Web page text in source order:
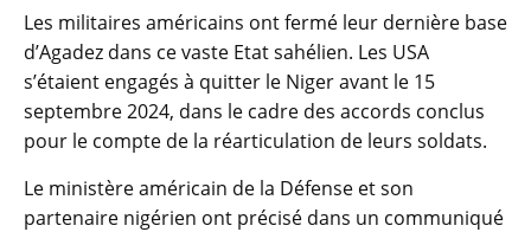
Les militaires américains ont fermé leur dernière base
d’Agadez dans ce vaste Etat sahélien. Les USA
s’étaient engagés à quitter le Niger avant le 15
septembre 2024, dans le cadre des accords conclus
pour le compte de la réarticulation de leurs soldats.
Le ministère américain de la Défense et son
partenaire nigérien ont précisé dans un communiqué